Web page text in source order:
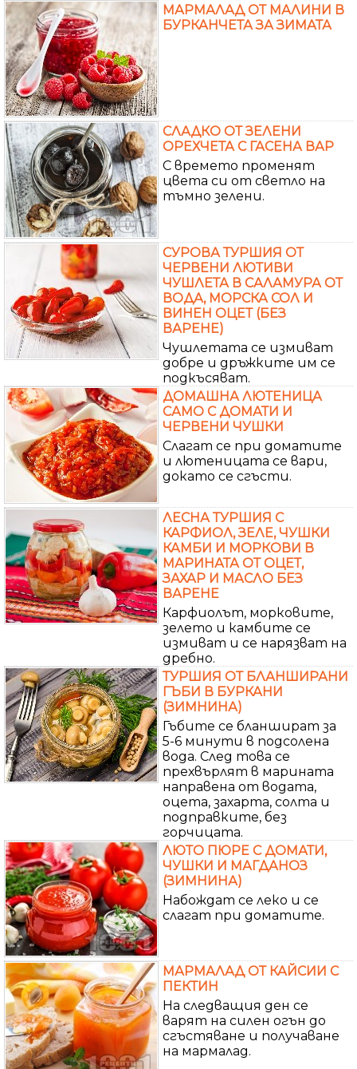
МАРМАЛАД ОТ МАЛИНИ В
БУРКАНЧЕТА ЗА ЗИМАТА
СЛАДКО ОТ ЗЕЛЕНИ
ОРЕХЧЕТА С ГАСЕНА ВАР
С времето променят
цвета си от светло на
тъмно зелени.
СУРОВА ТУРШИЯ ОТ
ЧЕРВЕНИ ЛЮТИВИ
ЧУШЛЕТА В САЛАМУРА ОТ
ВОДА, МОРСКА СОЛ И
ВИНЕН ОЦЕТ (БЕЗ
ВАРЕНЕ)
Чушлетата се измиват
добре и дръжките им се
подкъсяват.
ДОМАШНА ЛЮТЕНИЦА
САМО С ДОМАТИ И
ЧЕРВЕНИ ЧУШКИ
Слагат се при доматите
и лютеницата се вари,
докато се сгъсти.
ЛЕСНА ТУРШИЯ С
КАРФИОЛ, ЗЕЛЕ, ЧУШКИ
КАМБИ И МОРКОВИ В
МАРИНАТА ОТ ОЦЕТ,
ЗАХАР И МАСЛО БЕЗ
ВАРЕНЕ
Карфиолът, морковите,
зелето и камбите се
измиват и се нарязват на
дребно.
ТУРШИЯ ОТ БЛАНШИРАНИ
ГЪБИ В БУРКАНИ
(ЗИМНИНА)
Гъбите се бланшират за
5-6 минути в подсолена
вода. След това се
прехвърлят в марината
направена от водата,
оцета, захарта, солта и
подправките, без
горчицата.
ЛЮТО ПЮРЕ С ДОМАТИ,
ЧУШКИ И МАГДАНОЗ
(ЗИМНИНА)
Набождат се леко и се
слагат при доматите.
МАРМАЛАД ОТ КАЙСИИ С
ПЕКТИН
На следващия ден се
варят на силен огън до
сгъстяване и получаване
на мармалад.